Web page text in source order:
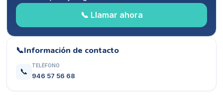
📞 Llamar ahora
📞Información de contacto
📞
TELÉFONO
946 57 56 68